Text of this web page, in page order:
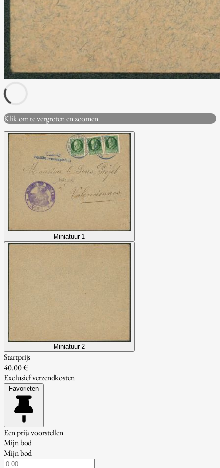
Klik om te vergroten en zoomen
Miniatuur 1
Miniatuur 2
Startprijs
40.00 €
Exclusief verzendkosten
Favorieten
Een prijs voorstellen
Mijn bod
Mijn bod